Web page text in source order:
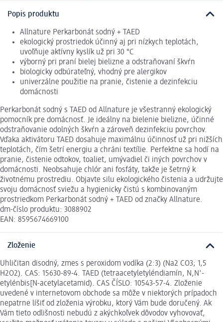
Popis produktu
Allnature Perkarbonát sodný + TAED
ekologický prostriedok účinný aj pri nízkych teplotách,
uvoľňuje aktívny kyslík už pri 30 °C
výborný pri praní bielej bielizne a odstraňovaní škvŕn
biologicky odbúrateľný, vhodný pre alergikov
univerzálne použitie na pranie, čistenie a dezinfekciu
domácnosti
Perkarbonát sodný s TAED od Allnature je všestranný ekologický
pomocník pre domácnosť. Je ideálny na bielenie bielizne, účinné
odstraňovanie odolných škvŕn a zároveň dezinfekciu povrchov.
Vďaka aktivátoru TAED dosahuje maximálnu účinnosť už pri nižších
teplotách, čím šetrí energiu a chráni textílie. Perfektne sa hodí na
pranie, čistenie odtokov, toaliet, umývadiel či iných povrchov v
domácnosti. Neobsahuje chlór ani fosfáty, takže je šetrný k
životnému prostrediu. Objavte silu ekologického čistenia a udržujte
svoju domácnosť sviežu a hygienicky čistú s kombinovaným
prostriedkom Perkarbonát sodný + TAED od značky Allnature.
dm-číslo produktu: 3088902
EAN: 8595674669100
Zloženie
Uhličitan disodný, zmes s peroxidom vodíka (2:3) (Na2 CO3; 1,5
H2O2). CAS: 15630-89-4. TAED (tetraacetyletyléndiamín, N,N'-
etylénbis[N-acetylacetamid). CAS ČÍSLO: 10543-57-4. Zloženie
uvedené v internetovom obchode sa môže v niektorých prípadoch
nepatrne líšiť od zloženia výrobku, ktorý Vám bude doručený. Ak
Vám tieto odlišnosti nebudú z akýchkoľvek dôvodov vyhovovať,